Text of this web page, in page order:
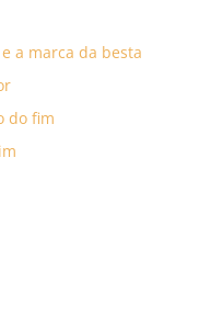
a marca da besta
do fim